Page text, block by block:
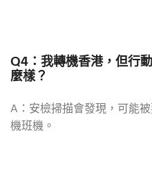
Q4：我轉機香港，但行
麼樣？
A：安檢掃描會發現，可能
機班機。